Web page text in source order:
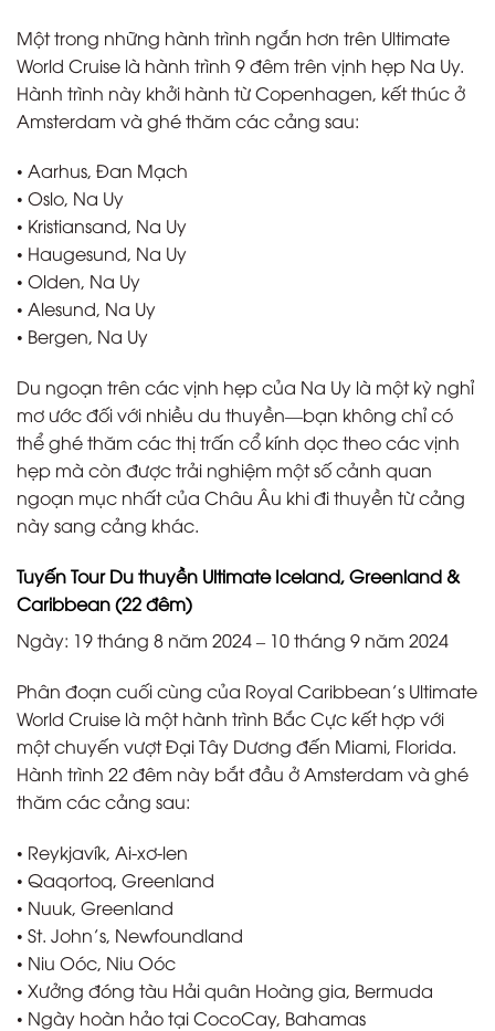
Một trong những hành trình ngắn hơn trên Ultimate
World Cruise là hành trình 9 đêm trên vịnh hẹp Na Uy.
Hành trình này khởi hành từ Copenhagen, kết thúc ở
Amsterdam và ghé thăm các cảng sau:
• Aarhus, Đan Mạch
• Oslo, Na Uy
• Kristiansand, Na Uy
• Haugesund, Na Uy
• Olden, Na Uy
• Alesund, Na Uy
• Bergen, Na Uy
Du ngoạn trên các vịnh hẹp của Na Uy là một kỳ nghỉ
mơ ước đối với nhiều du thuyền—bạn không chỉ có
thể ghé thăm các thị trấn cổ kính dọc theo các vịnh
hẹp mà còn được trải nghiệm một số cảnh quan
ngoạn mục nhất của Châu Âu khi đi thuyền từ cảng
này sang cảng khác.
Tuyến Tour Du thuyền Ultimate Iceland, Greenland &
Caribbean (22 đêm)
Ngày: 19 tháng 8 năm 2024 – 10 tháng 9 năm 2024
Phân đoạn cuối cùng của Royal Caribbean’s Ultimate
World Cruise là một hành trình Bắc Cực kết hợp với
một chuyến vượt Đại Tây Dương đến Miami, Florida.
Hành trình 22 đêm này bắt đầu ở Amsterdam và ghé
thăm các cảng sau:
• Reykjavík, Ai-xơ-len
• Qaqortoq, Greenland
• Nuuk, Greenland
• St. John’s, Newfoundland
• Niu Oóc, Niu Oóc
• Xưởng đóng tàu Hải quân Hoàng gia, Bermuda
• Ngày hoàn hảo tại CocoCay, Bahamas